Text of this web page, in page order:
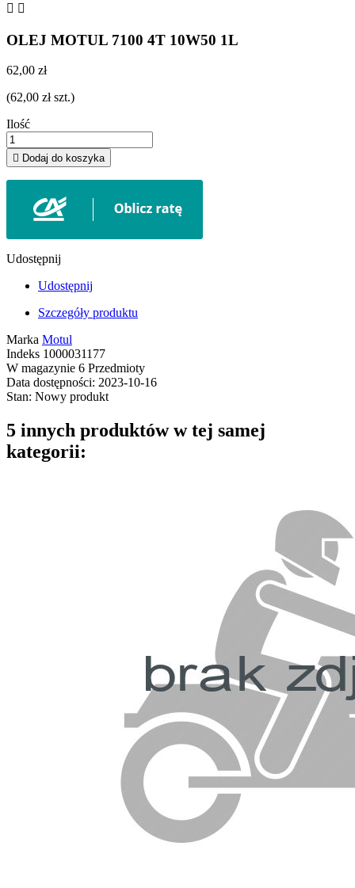
 
OLEJ MOTUL 7100 4T 10W50 1L
62,00 zł
(62,00 zł szt.)
Ilość
 Dodaj do koszyka
Udostępnij
Udostępnij
Szczegóły produktu
Marka Motul
Indeks 1000031177
W magazynie 6 Przedmioty
Data dostępności: 2023-10-16
Stan: Nowy produkt
5 innych produktów w tej samej
kategorii: